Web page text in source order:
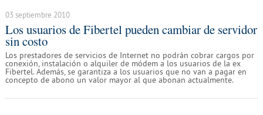
03 septiembre 2010
Los usuarios de Fibertel pueden cambiar de servidor
sin costo
Los prestadores de servicios de Internet no podrán cobrar cargos por
conexión, instalación o alquiler de módem a los usuarios de la ex
Fibertel. Además, se garantiza a los usuarios que no van a pagar en
concepto de abono un valor mayor al que abonan actualmente.